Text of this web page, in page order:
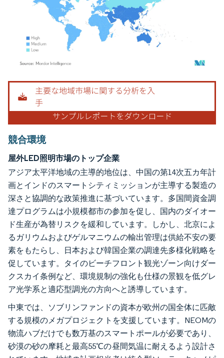
画像 © Mordor Intelligence。再利用にはCC BY 4.0の表示が必要です。
競合環境
屋外LED照明市場のトップ企業
アジア太平洋地域の主導的地位は、中国の第14次五カ年計
画とインドのスマートシティミッションが主導する製造の
深さと協調的な政策推進に基づいています。多国間資金調
達プログラムは小規模都市の参加を促し、国内のダイオー
ド生産が為替リスクを緩和しています。しかし、北京によ
るガリウムおよびゲルマニウムの輸出管理は供給不安の要
素をもたらし、日本および韓国企業の調達先多様化戦略を
促しています。タイのビーチフロント観光ゾーン向けダー
クスカイ条例など、環境規制の強化も仕様の景観を低グレ
ア光学系と適応型調光の方向へと誘導しています。
中東では、ソブリンファンドの資本が欧州の国全体に匹敵
する規模のメガプロジェクトを支援しています。NEOMの
物流ハブだけでも数万基のスマートポールが必要であり、
砂漠の砂の摩耗と最高55℃の昼間気温に耐えるよう設計さ